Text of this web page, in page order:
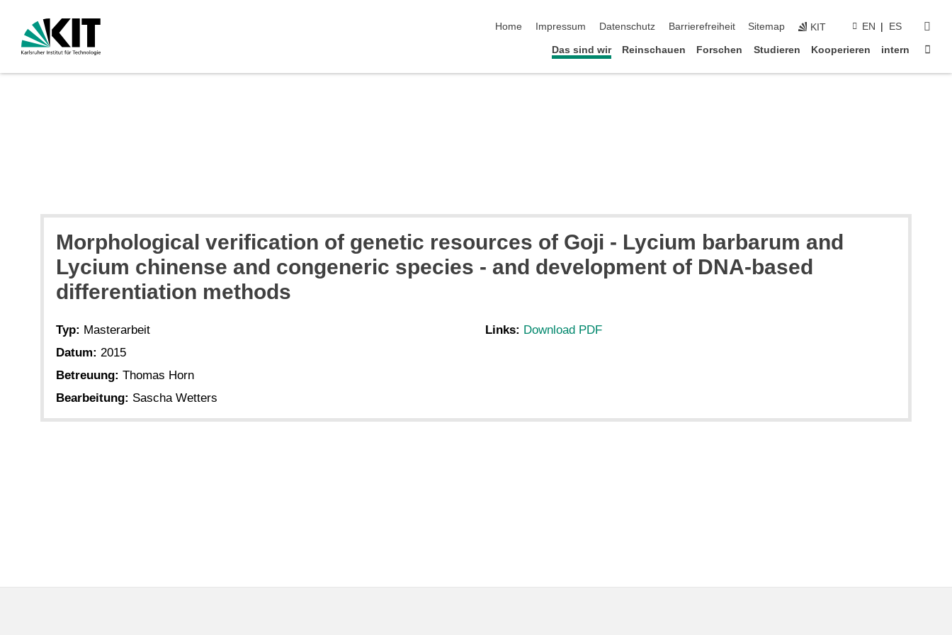
Home
Impressum Datenschutz Barrierefreiheit Sitemap KIT EN ES
Das sind wir Reinschauen Forschen Studieren Kooperieren intern
Morphological verification of genetic resources of Goji - Lycium barbarum and
Lycium chinense and congeneric species - and development of DNA-based
differentiation methods
Typ: Masterarbeit
Datum: 2015
Betreuung: Thomas Horn
Bearbeitung: Sascha Wetters
Links: Download PDF